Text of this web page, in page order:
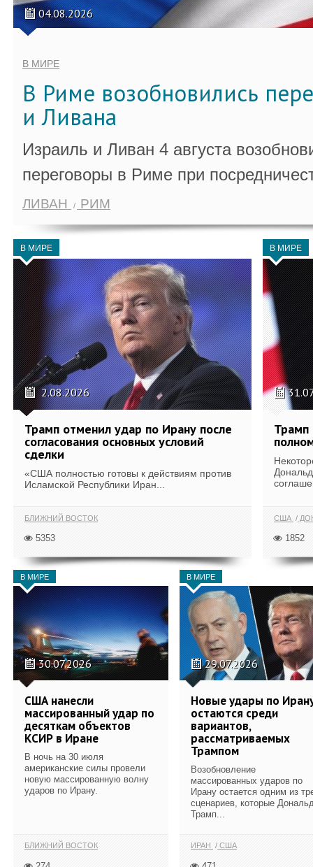
04.08.2026
В МИРЕ
В Риме возобновились
и Ливана
Израиль и Ливан 4 августа
переговоры в Риме при
ЛИВАН РИМ
В МИРЕ
2.08.2026
Трамп отменил удар по Ирану после
согласования основных условий
сделки
«США полностью готовы к действиям против
Исламской Республики Иран...
БЛИЖНИЙ ВОСТОК
5353
В МИРЕ
Трамп
США
1852
В МИРЕ
30.07.2026
США нанесли
массированный удар по
десяткам объектов
КСИР в Иране
В ночь на 30 июля
американские силы провели
новую массированную волну
ударов по Ирану.
БЛИЖНИЙ ВОСТОК
В МИРЕ
29.07.2026
Новые удары по
остаются среди
вариантов,
рассматриваемых
Трампом
Возобновление
массированных ударов по
Ирану остается одним из
сценариев, которые
Трамп...
ИРАН США